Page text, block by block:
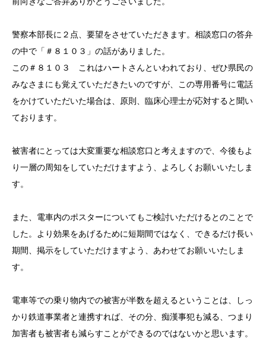
警察本部長に２点、要望をさせていただきます。相談窓口の答弁
の中で「＃８１０３」の話がありました。
この＃８１０３ これはハートさんといわれており、ぜひ県民の
みなさまにも覚えていただきたいのですが、この専用番号に電話
をかけていただいた場合は、原則、臨床心理士が応対すると聞い
ております。
被害者にとっては大変重要な相談窓口と考えますので、今後もよ
り一層の周知をしていただけますよう、よろしくお願いいたしま
す。
また、電車内のポスターについてもご検討いただけるとのことで
した。より効果をあげるために短期間ではなく、できるだけ長い
期間、掲示をしていただけますよう、あわせてお願いいたしま
す。
電車等での乗り物内での被害が半数を超えるということは、しっ
かり鉄道事業者と連携すれば、その分、痴漢事犯も減る、つまり
加害者も被害者も減らすことができるのではないかと思います。